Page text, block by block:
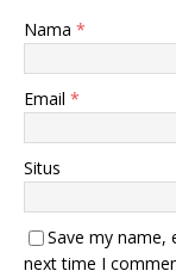
Nama *
Email *
Situs
Save my name,
next time I